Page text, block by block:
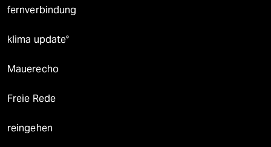
fernverbindung
klima update°
Mauerecho
Freie Rede
reingehen